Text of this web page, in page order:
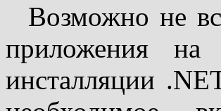
Возможно не
приложения на
инсталляции